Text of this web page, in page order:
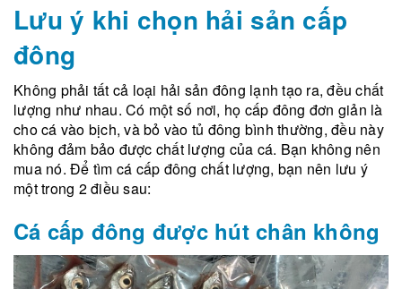
Lưu ý khi chọn hải sản cấp
đông
Không phải tất cả loại hải sản đông lạnh tạo ra, đều chất
lượng như nhau. Có một số nơi, họ cấp đông đơn giản là
cho cá vào bịch, và bỏ vào tủ đông bình thường, đều này
không đảm bảo được chất lượng của cá. Bạn không nên
mua nó. Để tìm cá cấp đông chất lượng, bạn nên lưu ý
một trong 2 điều sau:
Cá cấp đông được hút chân không